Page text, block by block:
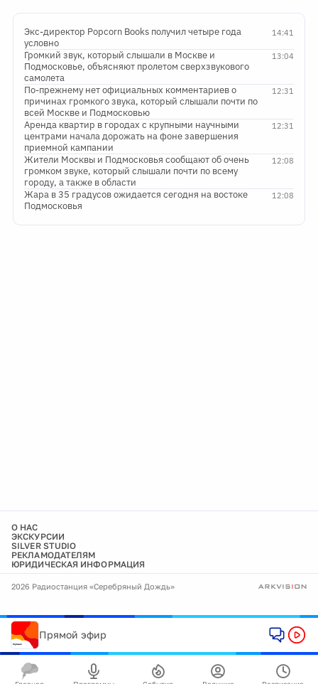
14:41
Экс-директор Popcorn Books получил четыре года
условно
13:04
Громкий звук, который слышали в Москве и
Подмосковье, объясняют пролетом сверхзвукового
самолета
12:31
По-прежнему нет официальных комментариев о
причинах громкого звука, который слышали почти по
всей Москве и Подмосковью
12:31
Аренда квартир в городах с крупными научными
центрами начала дорожать на фоне завершения
приемной кампании
12:08
Жители Москвы и Подмосковья сообщают об очень
громком звуке, который слышали почти по всему
городу, а также в области
12:08
Жара в 35 градусов ожидается сегодня на востоке
Подмосковья
О НАС
ЭКСКУРСИИ
SILVER STUDIO
РЕКЛАМОДАТЕЛЯМ
ЮРИДИЧЕСКАЯ ИНФОРМАЦИЯ
2026 Радиостанция «Серебряный Дождь»
Прямой эфир